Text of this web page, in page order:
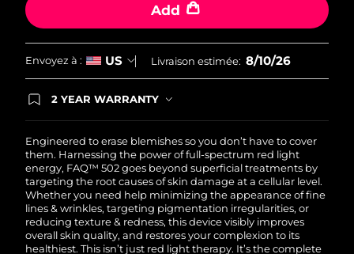
Add
Envoyez à : US Livraison estimée: 8/10/26
2 YEAR WARRANTY
issues within 2-year of purchase, FOREO will
replace your product free of charge.
Engineered to erase blemishes so you don’t have to cover
them. Harnessing the power of full-spectrum red light
energy, FAQ™ 502 goes beyond superficial treatments by
targeting the root causes of skin damage at a cellular level.
Whether you need help minimizing the appearance of fine
lines & wrinkles, targeting pigmentation irregularities, or
reducing texture & redness, this device visibly improves
overall skin quality, and restores your complexion to its
healthiest.This isn’t just red light therapy. It’s the complete